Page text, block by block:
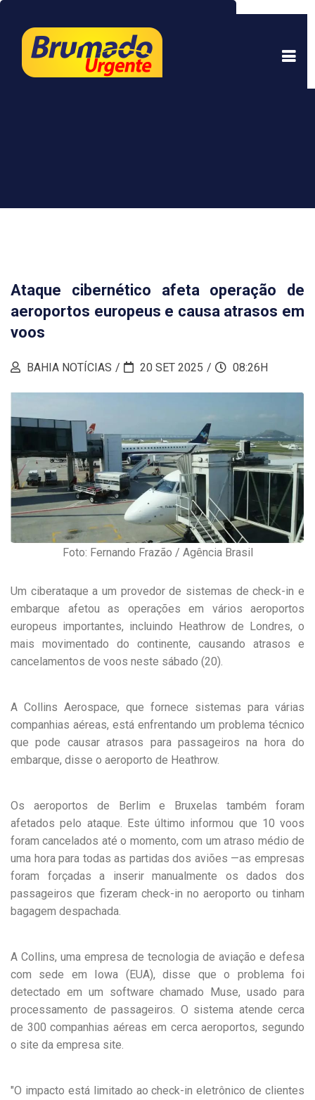
experiência. Ao continuar a navegar, você está
de acordo com isso.Saber mais.
Ataque cibernético afeta operação de
aeroportos europeus e causa atrasos em
voos
BAHIA NOTÍCIAS 20 SET 2025 08:26H
Foto: Fernando Frazão / Agência Brasil
Um ciberataque a um provedor de sistemas de check-in e
embarque afetou as operações em vários aeroportos
europeus importantes, incluindo Heathrow de Londres, o
mais movimentado do continente, causando atrasos e
cancelamentos de voos neste sábado (20).
A Collins Aerospace, que fornece sistemas para várias
companhias aéreas, está enfrentando um problema técnico
que pode causar atrasos para passageiros na hora do
embarque, disse o aeroporto de Heathrow.
Os aeroportos de Berlim e Bruxelas também foram
afetados pelo ataque. Este último informou que 10 voos
foram cancelados até o momento, com um atraso médio de
uma hora para todas as partidas dos aviões —as empresas
foram forçadas a inserir manualmente os dados dos
passageiros que fizeram check-in no aeroporto ou tinham
bagagem despachada.
A Collins, uma empresa de tecnologia de aviação e defesa
com sede em Iowa (EUA), disse que o problema foi
detectado em um software chamado Muse, usado para
processamento de passageiros. O sistema atende cerca
de 300 companhias aéreas em cerca aeroportos, segundo
o site da empresa site.
"O impacto está limitado ao check-in eletrônico de clientes